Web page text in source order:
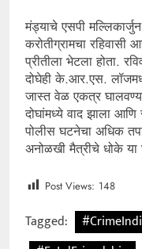
मंड्याचे एसपी
करोतीग्रामचा
प्रीतीला भेटला होता.
दोघेही के.आर.एस.
जास्त वेळ एकत्र
दोघांमध्ये वाद झाला आणि
पोलीस घटनेचा अधिक
अनोळखी मैत्रीचे धोके
Post Views: 148
Tagged: